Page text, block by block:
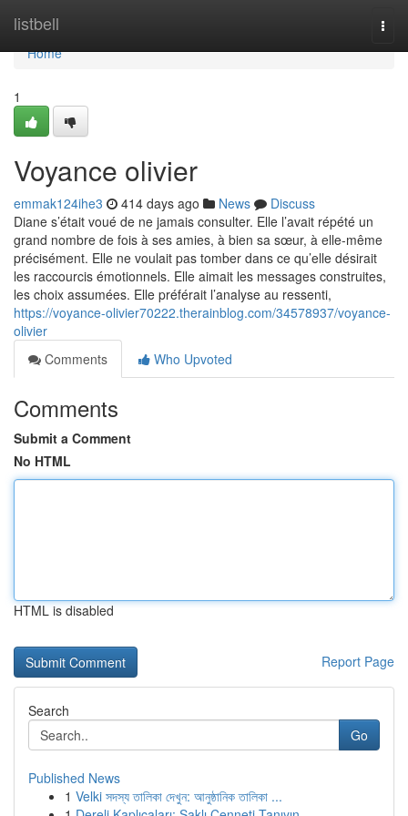
listbell
Home
Home
1
Voyance olivier
emmak124ihe3 414 days ago News
Discuss
Diane s’était voué de ne jamais consulter. Elle l’avait répété un
grand nombre de fois à ses amies, à bien sa sœur, à elle-même
précisément. Elle ne voulait pas tomber dans ce qu’elle désirait
les raccourcis émotionnels. Elle aimait les messages construites,
les choix assumées. Elle préférait l’analyse au ressenti,
https://voyance-olivier70222.therainblog.com/34578937/voyance-
olivier
Comments
Who Upvoted
Comments
Submit a Comment
No HTML
HTML is disabled
Report Page
Search
Go
Published News
1 Velki সদস্য তালিকা দেখুন: আনুষ্ঠানিক তালিকা ...